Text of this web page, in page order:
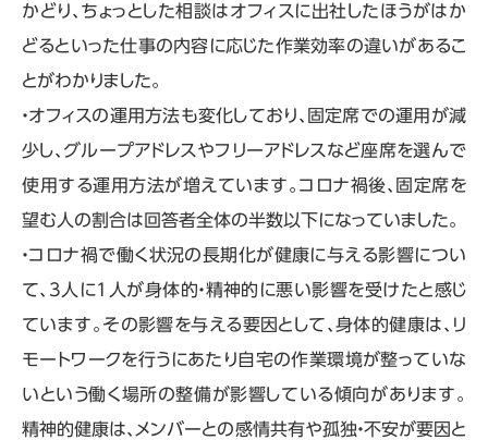
かどり、ちょっとした相談はオフィスに出社したほうがはか
どるといった仕事の内容に応じた作業効率の違いがあるこ
とがわかりました。
・オフィスの運用方法も変化しており、固定席での運用が減
少し、グループアドレスやフリーアドレスなど座席を選んで
使用する運用方法が増えています。コロナ禍後、固定席を
望む人の割合は回答者全体の半数以下になっていました。
・コロナ禍で働く状況の長期化が健康に与える影響につい
て、3人に1人が身体的・精神的に悪い影響を受けたと感じ
ています。その影響を与える要因として、身体的健康は、リ
モートワークを行うにあたり自宅の作業環境が整っていな
いという働く場所の整備が影響している傾向があります。
精神的健康は、メンバーとの感情共有や孤独・不安が要因と